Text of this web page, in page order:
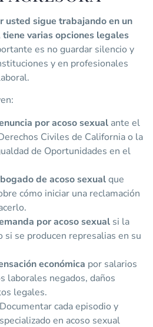
usted sigue trabajando en un
varias opciones legales
es no guardar silencio y
y en profesionales
por acoso sexual ante el
Civiles de California o la
de Oportunidades en el
de acoso sexualque
cómo iniciar una reclamación
por acoso sexual si la
si se producen represalias en su
económica por salarios
laborales negados, daños
legales.
Documentar cada episodio y
en acoso sexual